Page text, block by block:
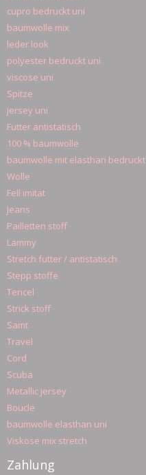
cupro bedruckt uni
baumwolle mix
leder look
polyester bedruckt uni
viscose uni
Spitze
jersey uni
Futter antistatisch
100 % baumwolle
baumwolle mit elasthan bedruckt
Wolle
Fell imitat
Jeans
Pailletten stoff
Lammy
Stretch futter / antistatisch
Stepp stoffe
Tencel
Strick stoff
Samt
Travel
Cord
Scuba
Metallic jersey
Boucle
baumwolle elasthan uni
Viskose mix stretch
Zahlung